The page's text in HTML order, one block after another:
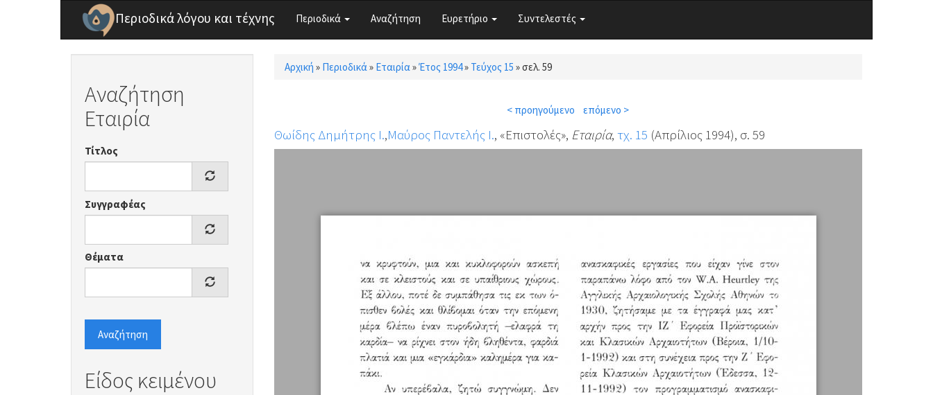
Παράκαμψη προς το κυρίως περιεχόμενο
Περιοδικά λόγου και τέχνης Περιοδικά Αναζήτηση Ευρετήριο Συντελεστές
Αναζήτηση
Εταιρία
Τίτλος
Συγγραφέας
Θέματα
Αναζήτηση
Είδος κειμένου
Είστε εδώ
Αρχική » Περιοδικά» Εταιρία»Έτος 1994» Τεύχος 15 »σελ. 59
< προηγούμενο επόμενο >
Θωίδης Δημήτρης Ι.,Μαύρος Παντελής Ι., «Επιστολές», Εταιρία, τχ. 15 (Απρίλιος 1994), σ. 59